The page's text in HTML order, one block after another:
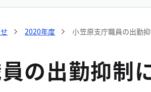
2020年度 小笠原支庁職員の出勤
の出勤抑制